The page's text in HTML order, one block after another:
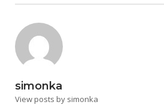
simonka
View posts by simonka